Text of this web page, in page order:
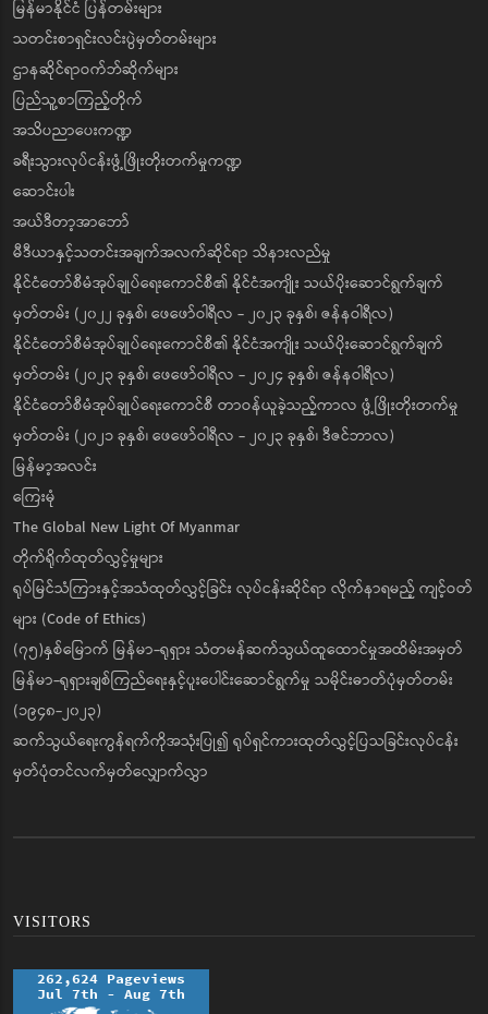
မြန်မာနိုင်ငံ ပြန်တမ်းများ
သတင်းစာရှင်းလင်းပွဲမှတ်တမ်းများ
ဌာနဆိုင်ရာဝက်ဘ်ဆိုက်များ
ပြည်သူ့စာကြည့်တိုက်
အသိပညာပေးကဏ္ဍ
ခရီးသွားလုပ်ငန်းဖွံ့ဖြိုးတိုးတက်မှုကဏ္ဍ
ဆောင်းပါး
အယ်ဒီတာ့အာဘော်
မီဒီယာနှင့်သတင်းအချက်အလက်ဆိုင်ရာ သိနားလည်မှု
နိုင်ငံတော်စီမံအုပ်ချုပ်ရေးကောင်စီ၏ နိုင်ငံအကျိုး သယ်ပိုးဆောင်ရွက်ချက်
မှတ်တမ်း (၂၀၂၂ ခုနှစ်၊ ဖေဖော်ဝါရီလ - ၂၀၂၃ ခုနှစ်၊ ဇန်နဝါရီလ)
နိုင်ငံတော်စီမံအုပ်ချုပ်ရေးကောင်စီ၏ နိုင်ငံအကျိုး သယ်ပိုးဆောင်ရွက်ချက်
မှတ်တမ်း (၂၀၂၃ ခုနှစ်၊ ဖေဖော်ဝါရီလ - ၂၀၂၄ ခုနှစ်၊ ဇန်နဝါရီလ)
နိုင်ငံတော်စီမံအုပ်ချုပ်ရေးကောင်စီ တာဝန်ယူခဲ့သည့်ကာလ ဖွံ့ဖြိုးတိုးတက်မှု
မှတ်တမ်း (၂၀၂၁ ခုနှစ်၊ ဖေဖော်ဝါရီလ - ၂၀၂၃ ခုနှစ်၊ ဒီဇင်ဘာလ)
မြန်မာ့အလင်း
ကြေးမုံ
The Global New Light Of Myanmar
တိုက်ရိုက်ထုတ်လွှင့်မှုများ
ရုပ်မြင်သံကြားနှင့်အသံထုတ်လွှင့်ခြင်း လုပ်ငန်းဆိုင်ရာ လိုက်နာရမည့် ကျင့်ဝတ်
များ (Code of Ethics)
(၇၅)နှစ်မြောက် မြန်မာ-ရုရှား သံတမန်ဆက်သွယ်ထူထောင်မှုအထိမ်းအမှတ်
မြန်မာ-ရုရှားချစ်ကြည်ရေးနှင့်ပူးပေါင်းဆောင်ရွက်မှု သမိုင်းဓာတ်ပုံမှတ်တမ်း
(၁၉၄၈-၂၀၂၃)
ဆက်သွယ်ရေးကွန်ရက်ကိုအသုံးပြု၍ ရုပ်ရှင်ကားထုတ်လွှင့်ပြသခြင်းလုပ်ငန်း
မှတ်ပုံတင်လက်မှတ်လျှောက်လွှာ
VISITORS